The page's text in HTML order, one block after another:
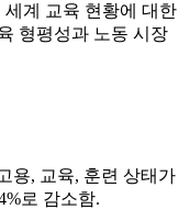
세계 교육 현황에 대한
형평성과 노동 시장
용, 교육, 훈련 상태가
로 감소함.